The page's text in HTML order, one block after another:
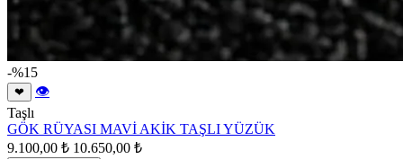
-%15
❤
👁
Taşlı
GÖK RÜYASI MAVİ AKİK TAŞLI YÜZÜK
9.100,00 ₺ 10.650,00 ₺